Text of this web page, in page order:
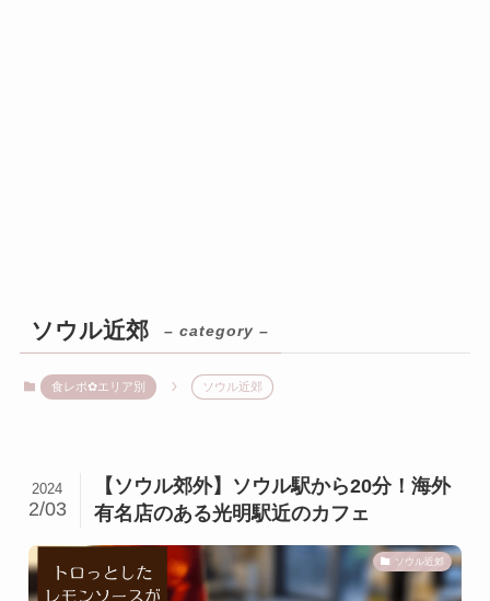
ソウル近郊 – category –
食レポ✿エリア別 ソウル近郊
【ソウル郊外】ソウル駅から20分！海外
有名店のある光明駅近のカフェ
2024
2/03
ソウル近郊